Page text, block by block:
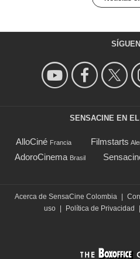
SENSACINE EN
AlloCiné Francia Filmstarts
AdoroCinema Brasil
Acerca de SensaCine Colombia
uso
Política de Privacidad